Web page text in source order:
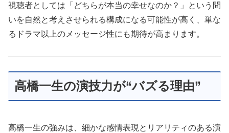
視聴者としては「どちらが本当の幸せなのか？」という問
いを自然と考えさせられる構成になる可能性が高く、単な
るドラマ以上のメッセージ性にも期待が高まります。
高橋一生の演技力が“バズる理由”
高橋一生の強みは、細かな感情表現とリアリティのある演